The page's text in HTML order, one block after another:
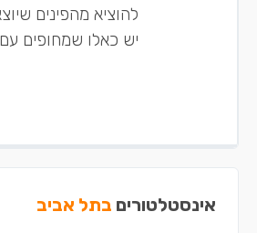
להוציא מהפינים
יש כאלו שמחופים
אינסטלטורים בתל אביב